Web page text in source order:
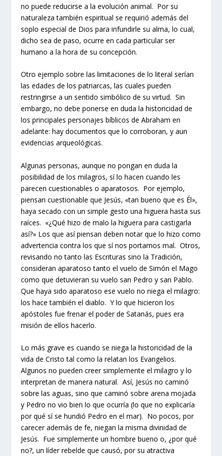
no puede reducirse a la evolución animal. Por su
naturaleza también espiritual se requirió además del
soplo especial de Dios para infundirle su alma, lo cual,
dicho sea de paso, ocurre en cada particular ser
humano a la hora de su concepción.
Otro ejemplo sobre las limitaciones de lo literal serían
las edades de los patriarcas, las cuales pueden
restringirse a un sentido simbólico de su virtud. Sin
embargo, no debe ponerse en duda la historicidad de
los principales personajes bíblicos de Abraham en
adelante: hay documentos que lo corroboran, y aun
evidencias arqueológicas.
Algunas personas, aunque no pongan en duda la
posibilidad de los milagros, sí lo hacen cuando les
parecen cuestionables o aparatosos. Por ejemplo,
piensan cuestionable que Jesús, «tan bueno que es Él»,
haya secado con un simple gesto una higuera hasta sus
raíces. «¿Qué hizo de malo la higuera para castigarla
así?» Los que así piensan deben notar que lo hizo como
advertencia contra los que sí nos portamos mal. Otros,
revisando no tanto las Escrituras sino la Tradición,
consideran aparatoso tanto el vuelo de Simón el Mago
como que detuvieran su vuelo san Pedro y san Pablo.
Que haya sido aparatoso ese vuelo no niega el milagro:
los hace también el diablo. Y lo que hicieron los
apóstoles fue frenar el poder de Satanás, pues era
misión de ellos hacerlo.
Lo más grave es cuando se niega la historicidad de la
vida de Cristo tal como la relatan los Evangelios.
Algunos no pueden creer simplemente el milagro y lo
interpretan de manera natural. Así, Jesús no caminó
sobre las aguas, sino que caminó sobre arena mojada
y Pedro no vio bien lo que ocurría (lo que no explicaría
por qué sí se hundió Pedro en el mar). No pocos, por
carecer además de fe, niegan la misma divinidad de
Jesús. Fue simplemente un hombre bueno o, ¿por qué
no?, un líder rebelde que causó, por su atractiva